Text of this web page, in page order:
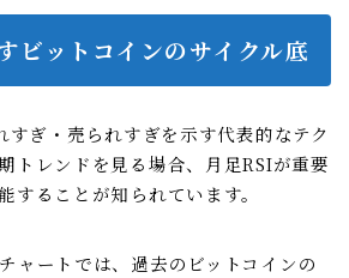
ビットコインのサイクル底
すぎ・売られすぎを示す代表的なテク
トレンドを見る場合、月足RSIが重要
することが知られています。
ャートでは、過去のビットコインの